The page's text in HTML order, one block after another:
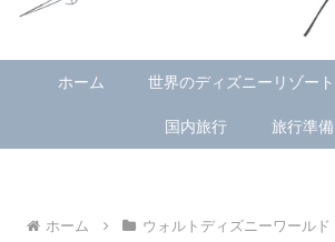
ホーム 世界のディズニーリゾート
国内旅行 旅行準備
ホーム ウォルトディズニーワールド